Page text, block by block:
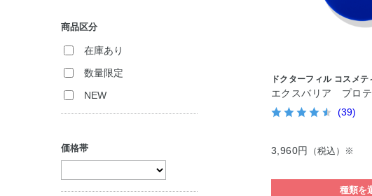
商品区分
在庫あり
数量限定
NEW
価格帯
ドクターフィル コスメテ
エクスバリア プロテ
(39)
3,960円 （税込）※
種類を